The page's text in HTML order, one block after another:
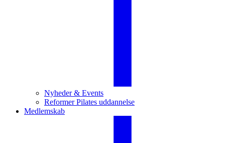
Nyheder & Events
Reformer Pilates uddannelse
Medlemskab